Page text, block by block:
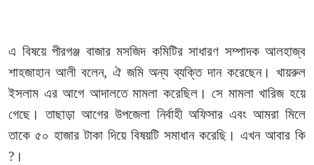
এ বিষয়ে পীরগঞ্জ বাজার মসজিদ কমিটির সাধারণ সম্পাদক আলহাজ্ব
শাহজাহান আলী বলেন, ঐ জমি অন্য ব্যক্তি দান করেছেন। খায়রুল
ইসলাম এর আগে আদালতে মামলা করেছিল। সে মামলা খারিজ হয়ে
গেছে। তাছাড়া আগের উপজেলা নির্বাহী অফিসার এবং আমরা মিলে
তাকে ৫০ হাজার টাকা দিয়ে বিষয়টি সমাধান করেছি। এখন আবার কি
?।